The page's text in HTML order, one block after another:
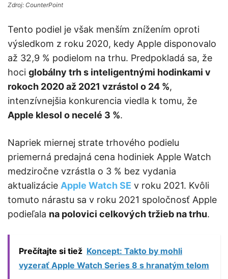
Zdroj: CounterPoint
Tento podiel je však menším znížením oproti
výsledkom z roku 2020, kedy Apple disponovalo
až 32,9 % podielom na trhu. Predpokladá sa, že
hoci globálny trh s inteligentnými hodinkami v
rokoch 2020 až 2021 vzrástol o 24 %,
intenzívnejšia konkurencia viedla k tomu, že
Apple klesol o necelé 3 %.
Napriek miernej strate trhového podielu
priemerná predajná cena hodiniek Apple Watch
medziročne vzrástla o 3 % bez vydania
aktualizácie Apple Watch SE v roku 2021. Kvôli
tomuto nárastu sa v roku 2021 spoločnosť Apple
podieľala na polovici celkových tržieb na trhu.
Prečítajte si tiež Koncept: Takto by mohli
vyzerať Apple Watch Series 8 s hranatým telom